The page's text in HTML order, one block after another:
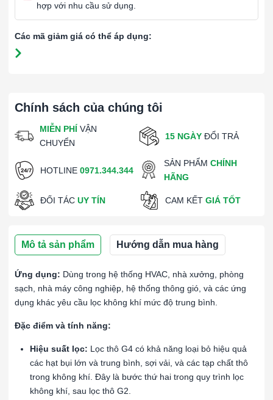
Chính sách của chúng tôi
MIỄN PHÍ VẬN
CHUYỂN
15 NGÀY ĐỔI TRẢ
HOTLINE 0971.344.344
SẢN PHẨMCHÍNH
HÃNG
ĐỐI TÁC UY TÍN CAM KẾT GIÁ TỐT
Mô tả sản phẩm Hướng dẫn mua hàng
Ứng dụng: Dùng trong hệ thống HVAC, nhà xưởng, phòng
sạch, nhà máy công nghiệp, hệ thống thông gió, và các ứng
dụng khác yêu cầu lọc không khí mức độ trung bình.
Đặc điểm và tính năng:
Hiệu suất lọc: Lọc thô G4 có khả năng loại bỏ hiệu quả
các hạt bụi lớn và trung bình, sợi vải, và các tạp chất thô
trong không khí. Đây là bước thứ hai trong quy trình lọc
không khí, sau lọc thô G2.
hợp với nhu cầu sử dụng.
Các mã giảm giá có thể áp dụng: